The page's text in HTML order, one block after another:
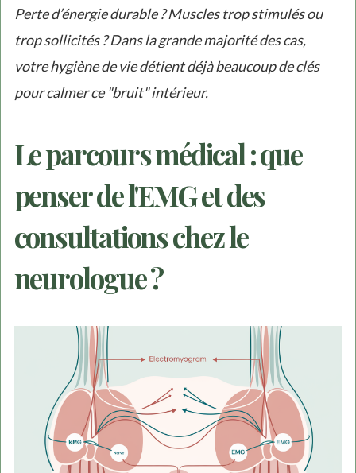
Perte d’énergie durable ? Muscles trop stimulés ou
trop sollicités ? Dans la grande majorité des cas,
votre hygiène de vie détient déjà beaucoup de clés
pour calmer ce "bruit" intérieur.
Le parcours médical : que
penser de l'EMG et des
consultations chez le
neurologue ?